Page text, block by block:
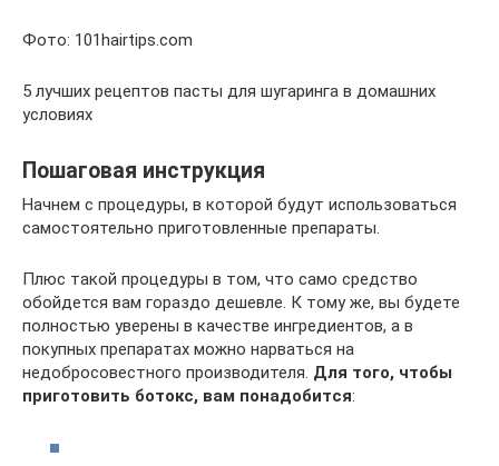
Фото: 101hairtips.com
5 лучших рецептов пасты для шугаринга в домашних
условиях
Пошаговая инструкция
Начнем с процедуры, в которой будут использоваться
самостоятельно приготовленные препараты.
Плюс такой процедуры в том, что само средство
обойдется вам гораздо дешевле. К тому же, вы будете
полностью уверены в качестве ингредиентов, а в
покупных препаратах можно нарваться на
недобросовестного производителя. Для того, чтобы
приготовить ботокс, вам понадобится: